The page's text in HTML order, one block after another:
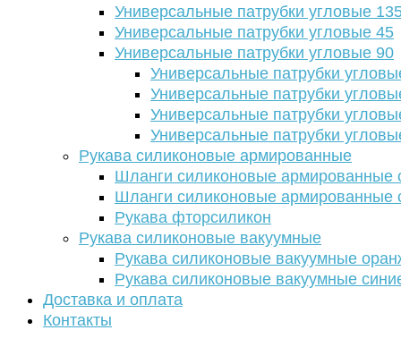
Универсальные патрубки угловые
Универсальные патрубки угловые 45
Универсальные патрубки угловые 90
Универсальные патрубки
Универсальные патрубки
Универсальные патрубки
Универсальные патрубки
Рукава силиконовые армированные
Шланги силиконовые армированные
Шланги силиконовые армированные
Рукава фторсиликон
Рукава силиконовые вакуумные
Рукава силиконовые вакуумные
Рукава силиконовые вакуумные
Доставка и оплата
Контакты